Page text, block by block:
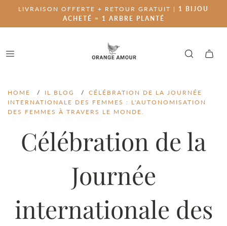
LIVRAISON OFFERTE + RETOUR GRATUIT | 1 BIJOU
ACHETÉ = 1 ARBRE PLANTÉ
HOME / IL BLOG /
CÉLÉBRATION DE LA JOURNÉE
INTERNATIONALE DES FEMMES : L'AUTONOMISATION
DES FEMMES À TRAVERS LE MONDE.
Célébration de la
Journée
internationale des